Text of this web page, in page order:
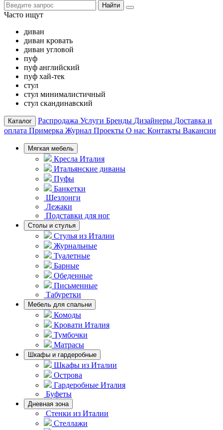
Найти
Часто ищут
диван
диван кровать
диван угловой
пуф
пуф английский
пуф хай-тек
стул
стул минималистичный
стул скандинавский
Каталог Распродажа Услуги Бренды Дизайнеры Доставка и
оплата Примерка Журнал Проекты О нас Контакты Вакансии
Мягкая мебель
Кресла Италия
Итальянские диваны
Пуфы
Банкетки
Шезлонги
Лежаки
Подставки для ног
Столы и стулья
Стулья из Италии
Журнальные
Туалетные
Барные
Обеденные
Письменные
Табуретки
Мебель для спальни
Комоды
Кровати Италия
Тумбочки
Матрасы
Шкафы и гардеробные
Шкафы из Италии
Острова
Гардеробные Италия
Буфеты
Дневная зона
Стенки из Италии
Стеллажи